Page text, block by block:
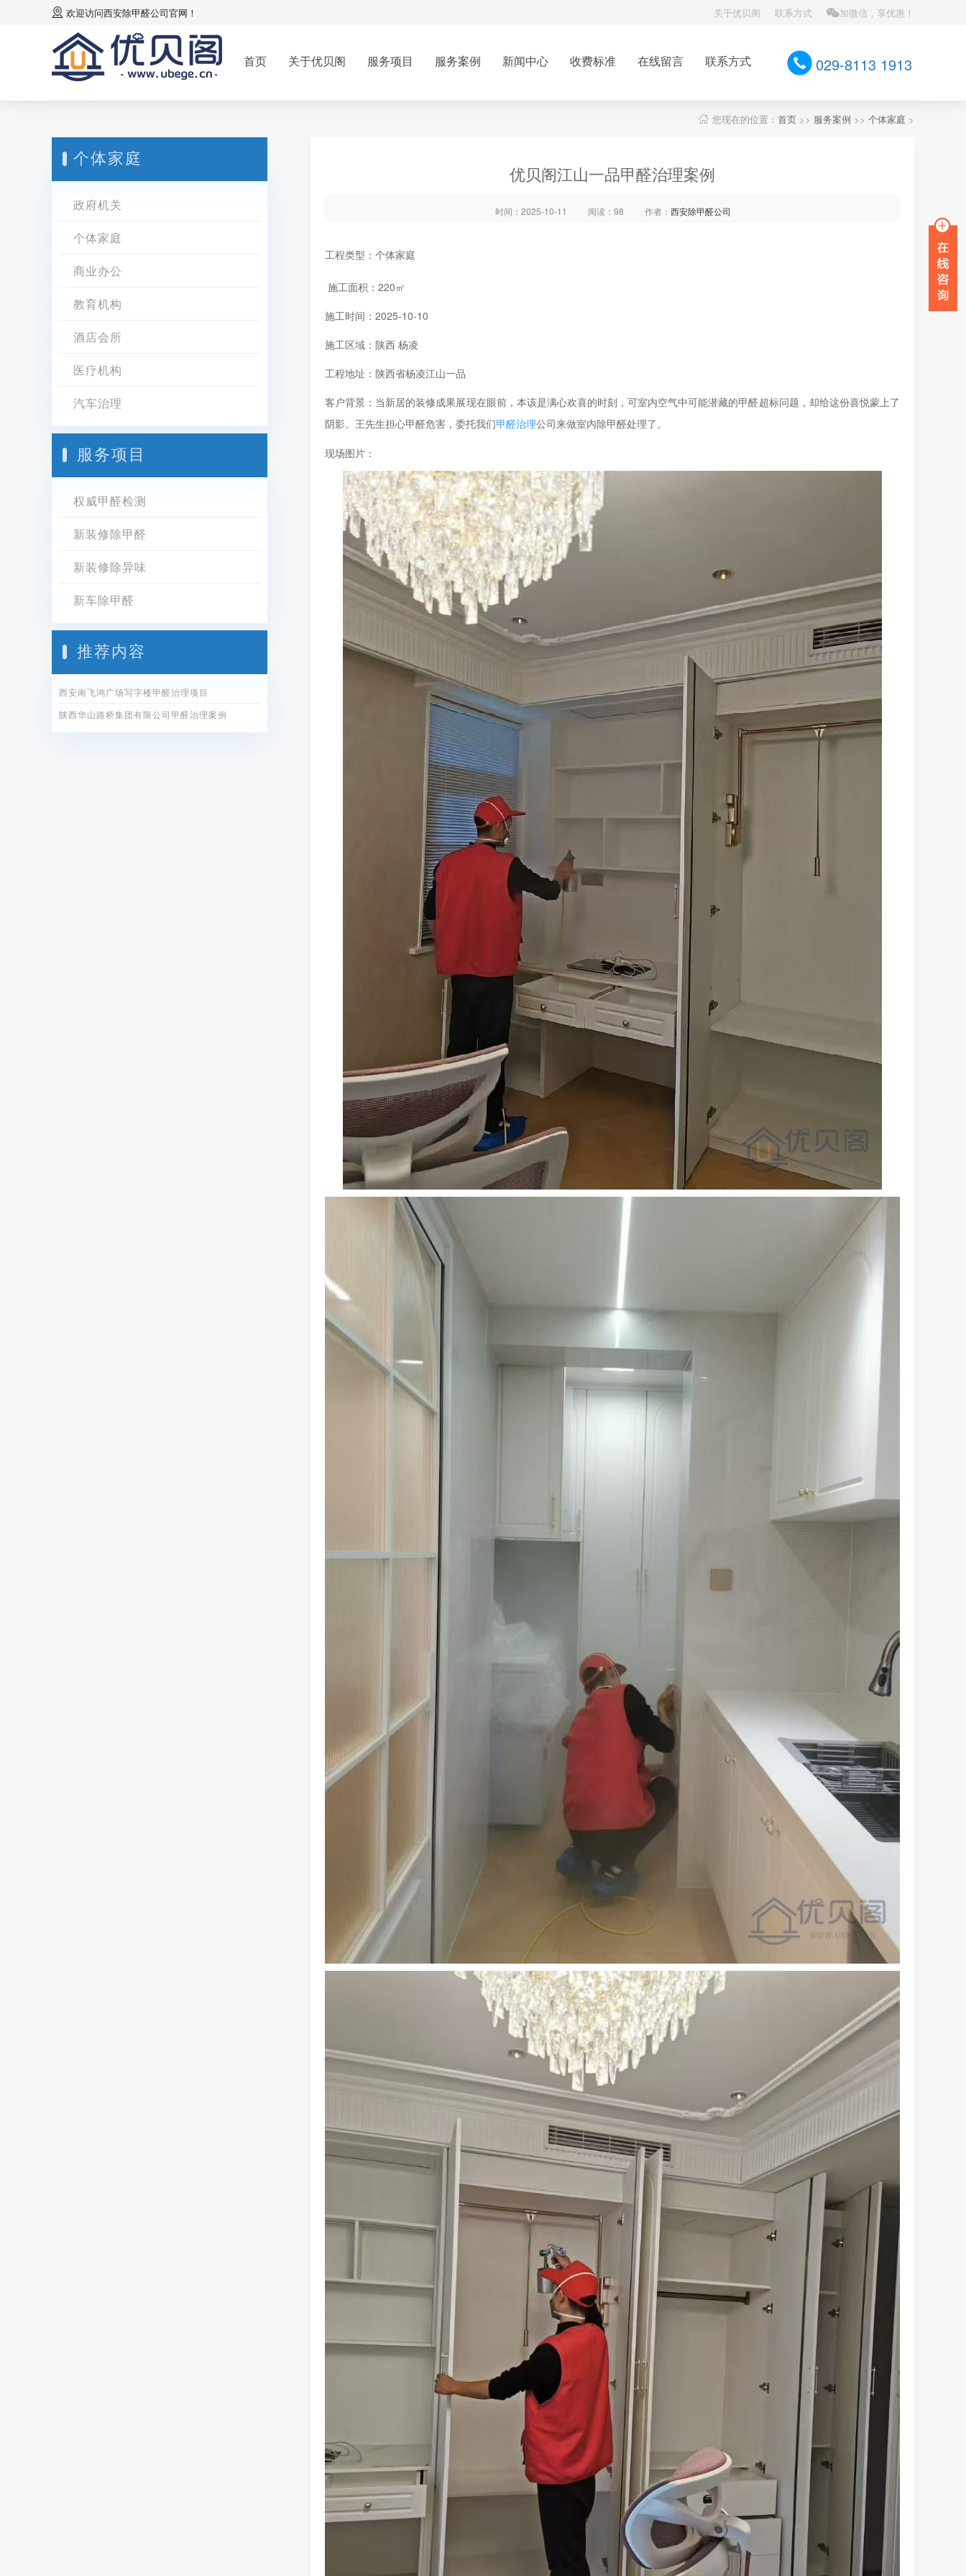
欢迎访问西安除甲醛公司官网！ 关于优贝阁 联系方式 加微信，享优惠！
首页 关于优贝阁 服务项目 服务案例 新闻中心 收费标准 在线留言 联系方式 029-8113 1913
您现在的位置： 首页 >> 服务案例 >> 个体家庭 >
个体家庭
政府机关
个体家庭
商业办公
教育机构
酒店会所
医疗机构
汽车治理
服务项目
权威甲醛检测
新装修除甲醛
新装修除异味
新车除甲醛
推荐内容
西安南飞鸿广场写字楼甲醛治理项目
陕西华山路桥集团有限公司甲醛治理案例
优贝阁江山一品甲醛治理案例
时间：2025-10-11 阅读：98 作者： 西安除甲醛公司
工程类型：个体家庭
施工面积：220㎡
施工时间：2025-10-10
施工区域：陕西 杨凌
工程地址：陕西省杨凌江山一品
客户背景：当新居的装修成果展现在眼前，本该是满心欢喜的时刻，可室内空气中可能潜藏的甲醛超标问题，却给这份喜悦蒙上了
阴影。王先生担心甲醛危害， 委托我们甲醛治理公司来做室内除甲醛处理了。
现场图片：